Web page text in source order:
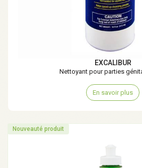
EXCALIBUR
Nettoyant pour parties
En savoir plus
Nouveauté produit